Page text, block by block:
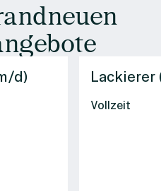
d) Lackierer
Vollzeit